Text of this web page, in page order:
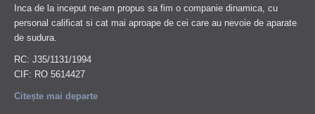
Inca de la inceput ne-am propus sa fim o companie dinamica, cu
personal calificat si cat mai aproape de cei care au nevoie de aparate
de sudura.
RC: J35/1131/1994
CIF: RO 5614427
Citește mai departe